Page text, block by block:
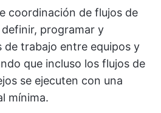
coordinación de flujos de
programar y
de trabajo entre equipos y
que incluso los flujos de
se ejecuten con una
mínima.